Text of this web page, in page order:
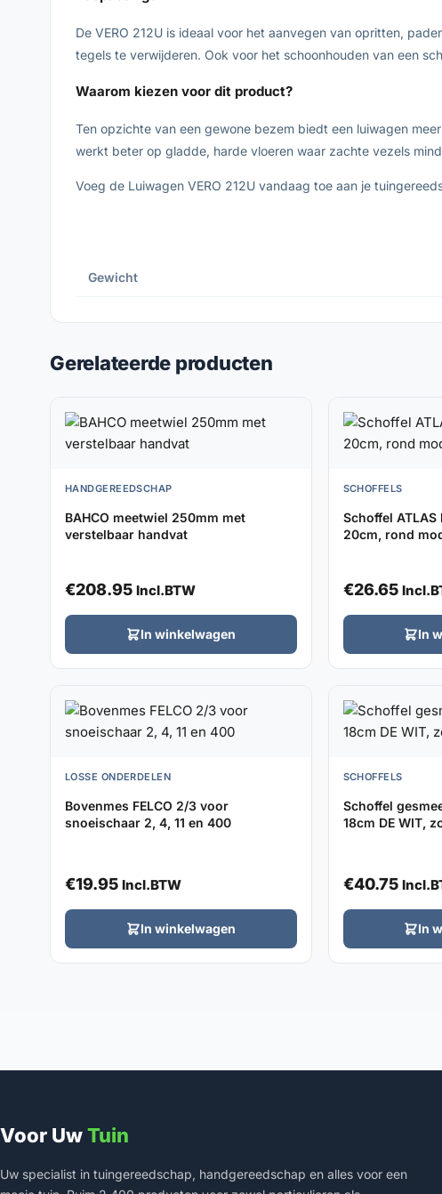
De VERO 212U is ideaal voor het aanvegen van opritten,
tegels te verwijderen. Ook voor het schoonhouden van een
Waarom kiezen voor dit product?
Ten opzichte van een gewone bezem biedt een luiwagen
werkt beter op gladde, harde vloeren waar zachte vezels
Voeg de Luiwagen VERO 212U vandaag toe aan je
Gewicht
Gerelateerde producten
HANDGEREEDSCHAP
BAHCO meetwiel 250mm met
verstelbaar handvat
€208.95 Incl.BTW
In winkelwagen
SCHOFFELS
Schoffel
20cm, rond
€26.65
In
LOSSE ONDERDELEN
Bovenmes FELCO 2/3 voor
snoeischaar 2, 4, 11 en 400
€19.95 Incl.BTW
In winkelwagen
SCHOFFELS
Schoffel
18cm DE WIT,
€40.75
In
Voor UwTuin
Uw specialist in tuingereedschap, handgereedschap en alles voor een